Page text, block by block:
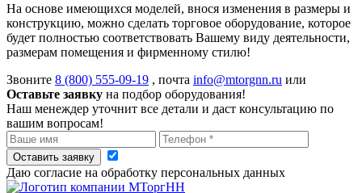
На основе имеющихся моделей, внося изменения в размеры и
конструкцию, можно сделать торговое оборудование, которое
будет полностью соответствовать Вашему виду деятельности,
размерам помещения и фирменному стилю!
Звоните 8 (800) 555-09-19 , почта info@mtorgnn.ru или
Оставьте заявку на подбор оборудования!
Наш менеждер уточнит все детали и даст консультацию по
вашим вопросам!
Оставить заявку
Даю согласие на обработку персональных данных